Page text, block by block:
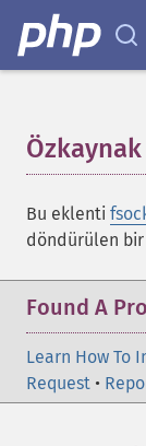
Bu eklenti
döndürülen bir
Found A
Learn How To
Request •